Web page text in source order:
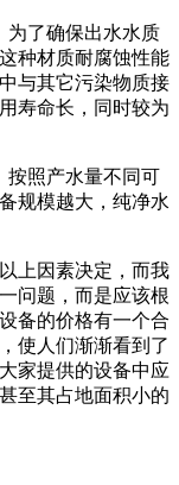
为了确保出水水质
种材质耐腐蚀性能
与其它污染物质接
寿命长，同时较为
按照产水量不同可
规模越大，纯净水
上因素决定，而我
问题，而是应该根
备的价格有一个合
使人们渐渐看到了
家提供的设备中应
至其占地面积小的